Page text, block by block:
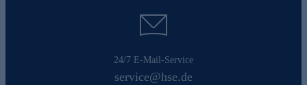
24/7 E-Mail-Service
service@hse.de